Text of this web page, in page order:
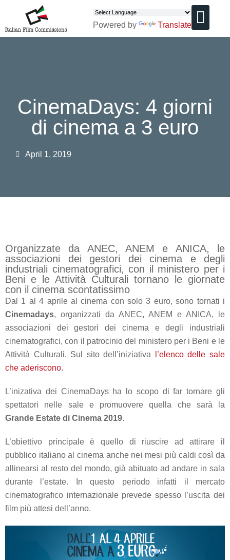
Powered by Translate
CinemaDays: 4 giorni
di cinema a 3 euro
April 1, 2019
Organizzate da ANEC, ANEM e ANICA, le
associazioni dei gestori dei cinema e degli
industriali cinematografici, con il ministero per i
Beni e le Attività Culturali tornano le giornate
con il cinema scontatissimo
Dal 1 al 4 aprile al cinema con solo 3 euro, sono tornati i
Cinemadays, organizzati da ANEC, ANEM e ANICA, le
associazioni dei gestori dei cinema e degli industriali
cinematografici, con il patrocinio del ministero per i Beni e le
Attività Culturali. Sul sito dell’iniziativa
l’elenco delle sale
che aderiscono.
L’inizativa dei CinemaDays ha lo scopo di far tornare gli
spettatori nelle sale e promuovere quella che sarà la
Grande Estate di Cinema 2019.
L’obiettivo principale è quello di riuscire ad attirare il
pubblico italiano al cinema anche nei mesi più caldi così da
allinearsi al resto del mondo, già abituato ad andare in sala
durante l’estate. In questo periodo infatti il mercato
cinematografico internazionale prevede spesso l’uscita dei
film più attesi dell’anno.